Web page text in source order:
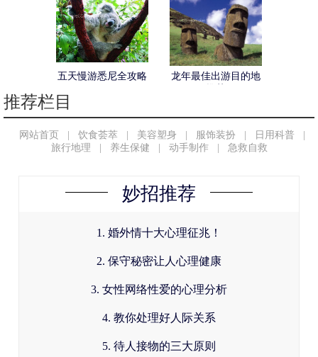
五天慢游悉尼全攻略
龙年最佳出游目的地
推荐栏目
网站首页 饮食荟萃 美容塑身 服饰装扮 日用科普
旅行地理
养生保健 动手制作 急救自救
妙招推荐
1. 婚外情十大心理征兆！
2. 保守秘密让人心理健康
3. 女性网络性爱的心理分析
4. 教你处理好人际关系
5. 待人接物的三大原则